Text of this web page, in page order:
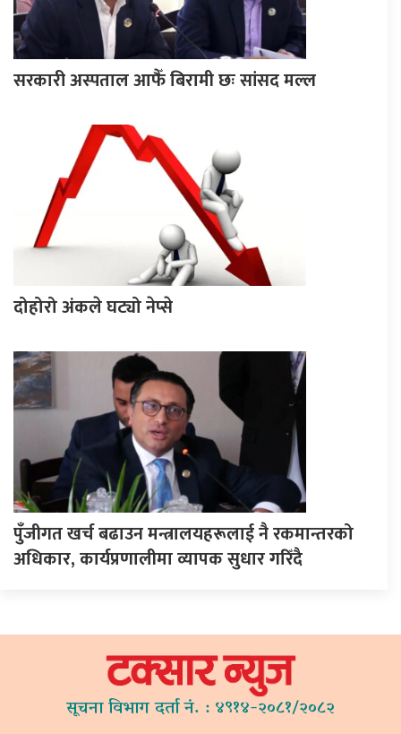
सरकारी अस्पताल आफैँ बिरामी छः सांसद मल्ल
दोहोरो अंकले घट्यो नेप्से
पुँजीगत खर्च बढाउन मन्त्रालयहरूलाई नै रकमान्तरको
अधिकार, कार्यप्रणालीमा व्यापक सुधार गरिँदै
सूचना विभाग दर्ता नं. : ४९१४-२०८१/२०८२